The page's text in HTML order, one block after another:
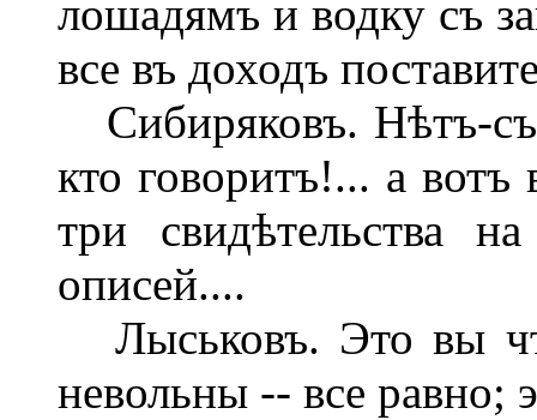
лошадямъ и водку съ
все въ доходъ
Сибиряковъ. Нѣтъ-
кто говоритъ!... а
три свидѣтельства
описей....
Лыськовъ. Это вы
невольны -- все равно;